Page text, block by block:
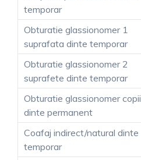
temporar
Obturatie glassionomer 1
suprafata dinte temporar
Obturatie glassionomer 2
suprafete dinte temporar
Obturatie glassionomer copii
dinte permanent
Coafaj indirect/natural dinte
temporar